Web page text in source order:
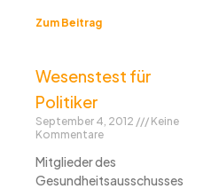
Zum Beitrag
Wesenstest für
Politiker
September 4, 2012
Keine
Kommentare
Mitglieder des
Gesundheitsausschusses